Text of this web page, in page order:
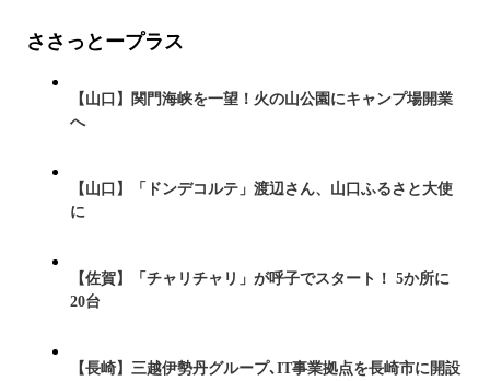
ささっとープラス
【山口】関門海峡を一望！火の山公園にキャンプ場開業
へ
【山口】「ドンデコルテ」渡辺さん、山口ふるさと大使
に
【佐賀】「チャリチャリ」が呼子でスタート！ 5か所に
20台
【長崎】三越伊勢丹グループ､IT事業拠点を長崎市に開設